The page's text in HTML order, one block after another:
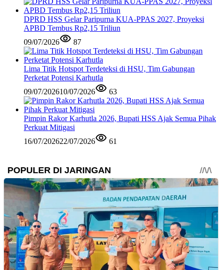
DPRD HSS Gelar Paripurna KUA-PPAS 2027, Proyeksi
APBD Tembus Rp2,15 Triliun
09/07/2026
87
Lima Titik Hotspot Terdeteksi di HSU, Tim Gabungan
Perketat Potensi Karhutla
09/07/202610/07/2026 63
Pimpin Rakor Karhutla 2026, Bupati HSS Ajak Semua Pihak
Perkuat Mitigasi
16/07/202622/07/2026 61